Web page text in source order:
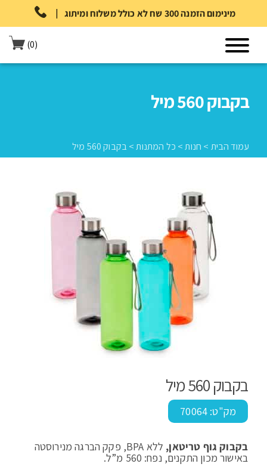
| מינימום הזמנה 300 שח לא כולל משלוח ומיתוג
(0)
בקבוק 560 מיל
עמוד הבית > חנות> כל המתנות>בקבוק 560 מיל
חנות>כל המתנות
בקבוק 560 מיל
מק"ט: 70064
בקבוק גוף טריטאן, ללא BPA, פקק הברגה מנירוסטה
באישור מכון התקנים, נפח: 560 מ”ל.